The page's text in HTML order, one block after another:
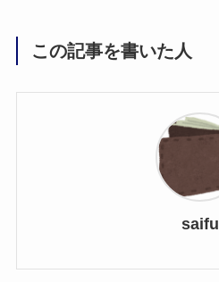
この記事を書いた人
saifu